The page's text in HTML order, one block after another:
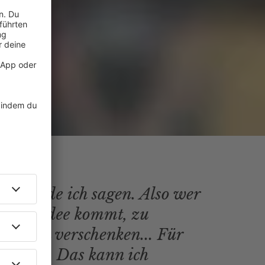
würde ich sagen. Also wer
die Idee kommt, zu
zu verschenken... Für
Das kann ich